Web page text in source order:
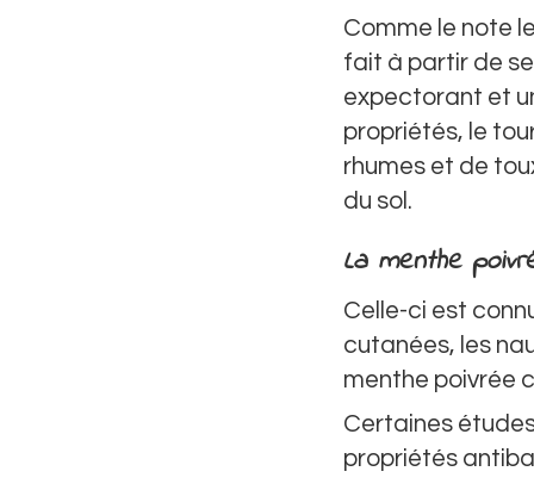
Comme le note
fait à partir de
expectorant et
propriétés, le
rhumes et de
du sol.
La menthe
Celle-ci est
cutanées, les
menthe poivrée
Certaines
propriétés